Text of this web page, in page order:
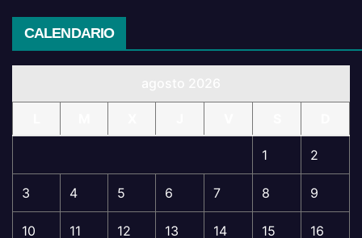
CALENDARIO
1 2
3 4 5 6 7 8 9
10 11 12 13 14 15 16